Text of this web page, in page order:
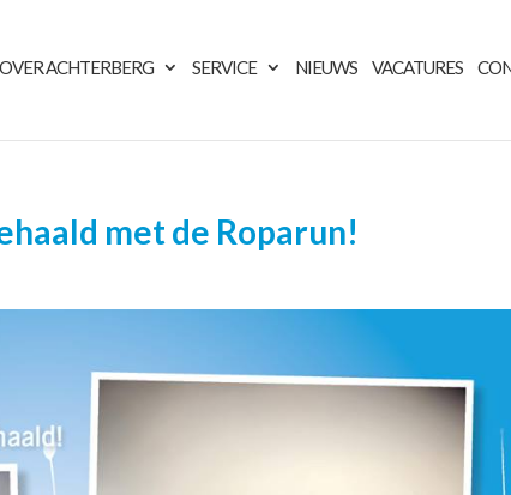
OVER ACHTERBERG SERVICE NIEUWS VACATURES
met de Roparun!